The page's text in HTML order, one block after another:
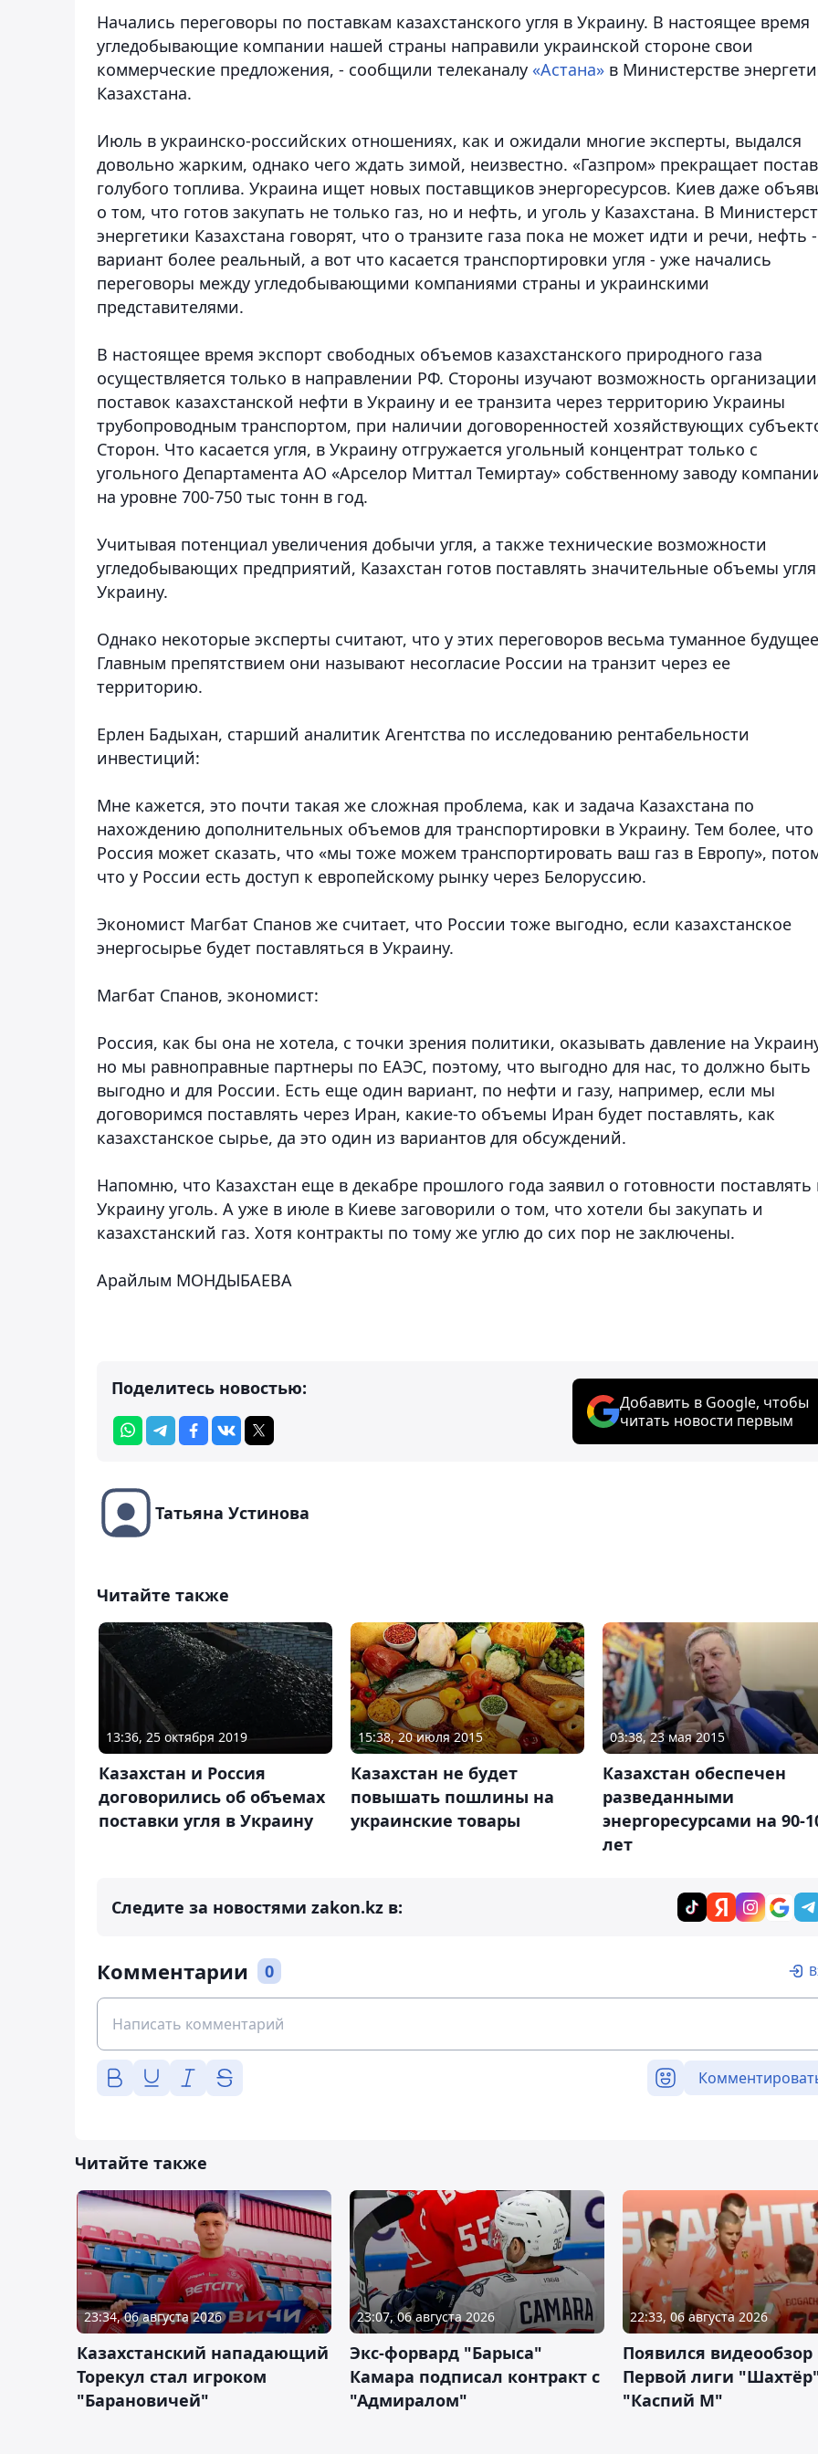
Начались переговоры по поставкам казахстанского угля в Украину. В настоящее время
угледобывающие компании нашей страны направили украинской стороне свои
коммерческие предложения, - сообщили телеканалу «Астана» в Министерстве
Казахстана.
Июль в украинско-российских отношениях, как и ожидали многие эксперты, выдался
довольно жарким, однако чего ждать зимой, неизвестно. «Газпром» прекращает
голубого топлива. Украина ищет новых поставщиков энергоресурсов. Киев даже
о том, что готов закупать не только газ, но и нефть, и уголь у Казахстана. В
энергетики Казахстана говорят, что о транзите газа пока не может идти и речи, нефть -
вариант более реальный, а вот что касается транспортировки угля - уже начались
переговоры между угледобывающими компаниями страны и украинскими
представителями.
В настоящее время экспорт свободных объемов казахстанского природного газа
осуществляется только в направлении РФ. Стороны изучают возможность организации
поставок казахстанской нефти в Украину и ее транзита через территорию Украины
трубопроводным транспортом, при наличии договоренностей хозяйствующих
Сторон. Что касается угля, в Украину отгружается угольный концентрат только с
угольного Департамента АО «Арселор Миттал Темиртау» собственному заводу
на уровне 700-750 тыс тонн в год.
Учитывая потенциал увеличения добычи угля, а также технические возможности
угледобывающих предприятий, Казахстан готов поставлять значительные объемы
Украину.
Однако некоторые эксперты считают, что у этих переговоров весьма туманное
Главным препятствием они называют несогласие России на транзит через ее
территорию.
Ерлен Бадыхан, старший аналитик Агентства по исследованию рентабельности
инвестиций:
Мне кажется, это почти такая же сложная проблема, как и задача Казахстана по
нахождению дополнительных объемов для транспортировки в Украину. Тем более, что
Россия может сказать, что «мы тоже можем транспортировать ваш газ в Европу»,
что у России есть доступ к европейскому рынку через Белоруссию.
Экономист Магбат Спанов же считает, что России тоже выгодно, если казахстанское
энергосырье будет поставляться в Украину.
Магбат Спанов, экономист:
Россия, как бы она не хотела, с точки зрения политики, оказывать давление на
но мы равноправные партнеры по ЕАЭС, поэтому, что выгодно для нас, то должно быть
выгодно и для России. Есть еще один вариант, по нефти и газу, например, если мы
договоримся поставлять через Иран, какие-то объемы Иран будет поставлять, как
казахстанское сырье, да это один из вариантов для обсуждений.
Напомню, что Казахстан еще в декабре прошлого года заявил о готовности поставлять
Украину уголь. А уже в июле в Киеве заговорили о том, что хотели бы закупать и
казахстанский газ. Хотя контракты по тому же углю до сих пор не заключены.
Арайлым МОНДЫБАЕВА
Поделитесь новостью:
Добавить в Google, чтобы
читать новости первым
Татьяна Устинова
Читайте также
13:36, 25 октября 2019
Казахстан и Россия
договорились об объемах
поставки угля в Украину
15:38, 20 июля 2015
Казахстан не будет
повышать пошлины на
украинские товары
03:38, 23 мая 2015
Казахстан обеспечен
разведанными
энергоресурсами на 90-
лет
Следите за новостями zakon.kz в:
Комментарии 0
Читайте также
23:34, 06 августа 2026
Казахстанский нападающий
Торекул стал игроком
"Барановичей"
23:07, 06 августа 2026
Экс-форвард "Барыса"
Камара подписал контракт с
"Адмиралом"
22:33, 06 августа 2026
Появился
Первой лиги
"Каспий М"